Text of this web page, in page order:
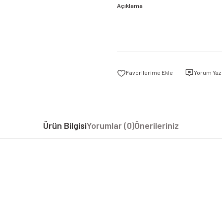
Açıklama
Yorum Yaz
Ürün BilgisiYorumlar (0)Önerileriniz